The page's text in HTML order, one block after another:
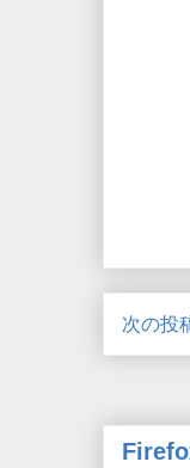
次の投